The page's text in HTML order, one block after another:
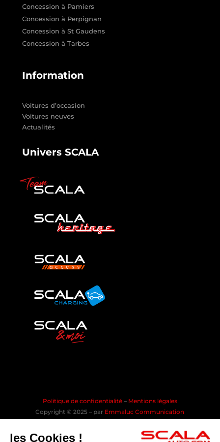
Concession à Pamiers
Concession à Perpignan
Concession à St Gaudens
Concession à Tarbes
Information
Voitures d’occasion
Voitures neuves
Actualités
Univers SCALA
Politique de confidentialité – Mentions légales
Copyright © 2025 – par Emmaluc Communication
les Cookies !